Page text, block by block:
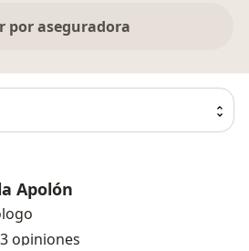
por aseguradora
Apolón
3 opiniones